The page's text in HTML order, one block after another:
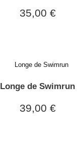
35,00 €
Longe de Swimrun
39,00 €